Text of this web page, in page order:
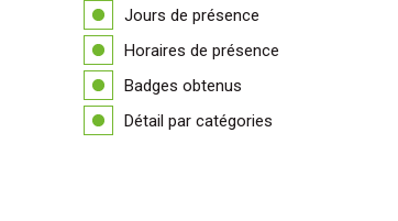
Jours de présence
Horaires de présence
Badges obtenus
Détail par catégories